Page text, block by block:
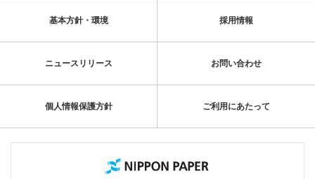
基本方針・環境 採用情報
ニュースリリース お問い合わせ
個人情報保護方針 ご利用にあたって